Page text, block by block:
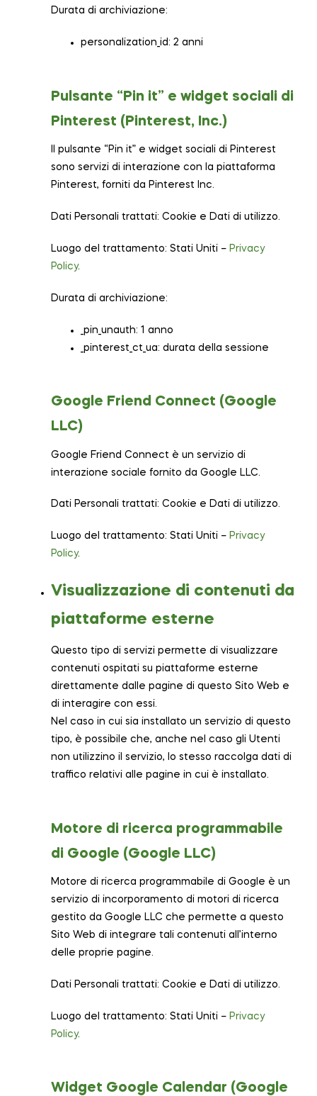
Durata di archiviazione:
personalization_id: 2 anni
Pulsante “Pin it” e widget sociali di
Pinterest (Pinterest, Inc.)
Il pulsante “Pin it” e widget sociali di Pinterest
sono servizi di interazione con la piattaforma
Pinterest, forniti da Pinterest Inc.
Dati Personali trattati: Cookie e Dati di utilizzo.
Luogo del trattamento: Stati Uniti – Privacy
Policy.
Durata di archiviazione:
_pin_unauth: 1 anno
_pinterest_ct_ua: durata della sessione
Google Friend Connect (Google
LLC)
Google Friend Connect è un servizio di
interazione sociale fornito da Google LLC.
Dati Personali trattati: Cookie e Dati di utilizzo.
Luogo del trattamento: Stati Uniti – Privacy
Policy.
Visualizzazione di contenuti da
piattaforme esterne
Questo tipo di servizi permette di visualizzare
contenuti ospitati su piattaforme esterne
direttamente dalle pagine di questo Sito Web e
di interagire con essi.
Nel caso in cui sia installato un servizio di questo
tipo, è possibile che, anche nel caso gli Utenti
non utilizzino il servizio, lo stesso raccolga dati di
traffico relativi alle pagine in cui è installato.
Motore di ricerca programmabile
di Google (Google LLC)
Motore di ricerca programmabile di Google è un
servizio di incorporamento di motori di ricerca
gestito da Google LLC che permette a questo
Sito Web di integrare tali contenuti all’interno
delle proprie pagine.
Dati Personali trattati: Cookie e Dati di utilizzo.
Luogo del trattamento: Stati Uniti – Privacy
Policy.
Widget Google Calendar (Google